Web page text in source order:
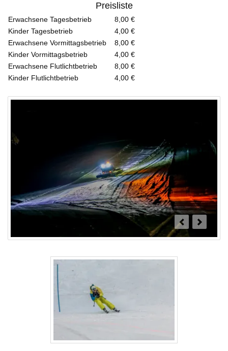
Preisliste
Erwachsene Tagesbetrieb
8,00 €
Kinder Tagesbetrieb
4,00 €
Erwachsene Vormittagsbetrieb
8,00 €
Kinder Vormittagsbetrieb
4,00 €
Erwachsene Flutlichtbetrieb
8,00 €
Kinder Flutlichtbetrieb
4,00 €